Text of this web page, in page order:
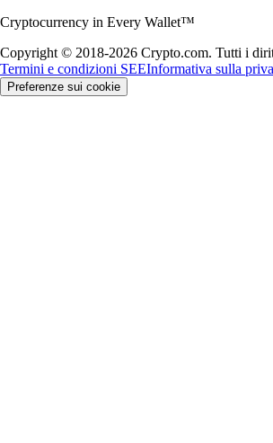
Cryptocurrency in Every Wallet™
Copyright © 2018-2026 Crypto.com. Tutti i
Termini e condizioni SEEInformativa sulla
Preferenze sui cookie